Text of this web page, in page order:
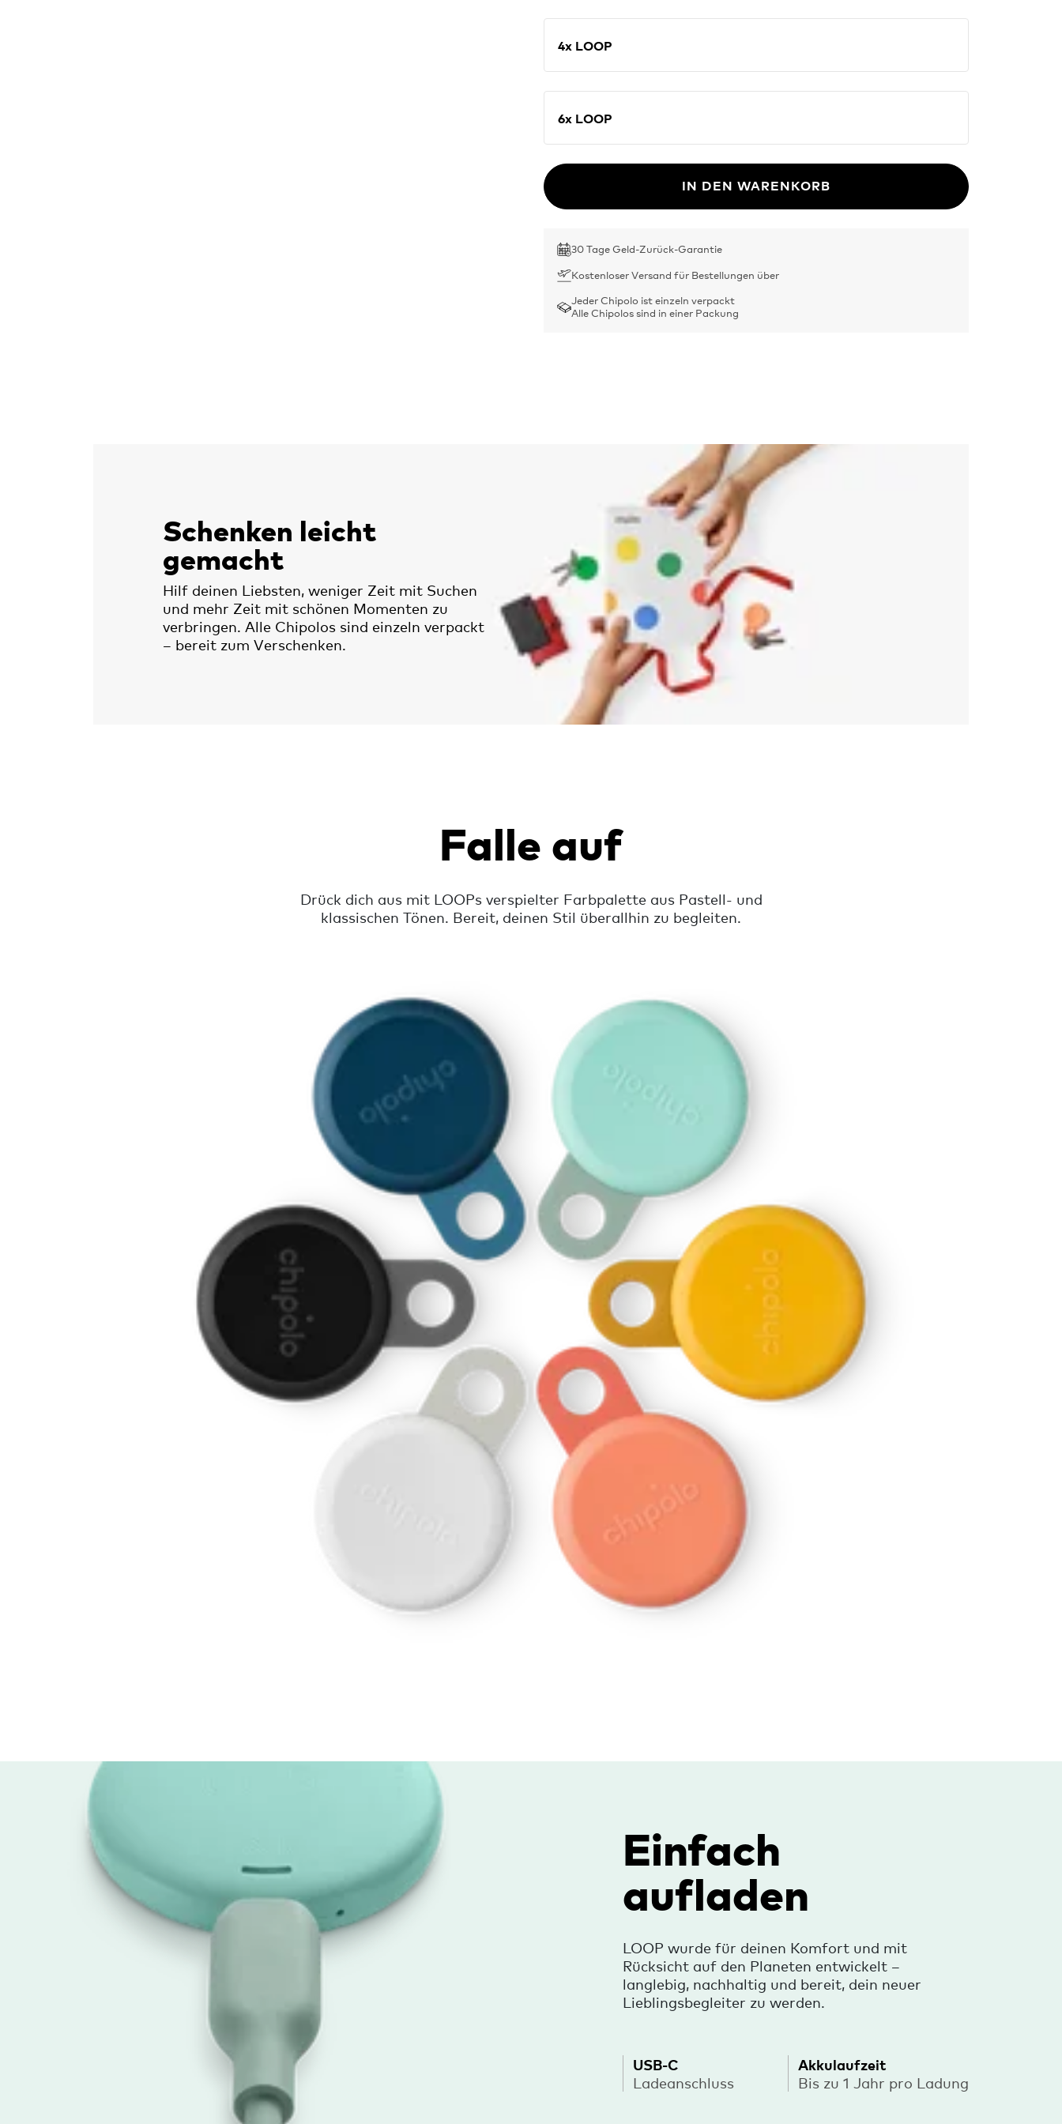
4x LOOP
6x LOOP
IN DEN WARENKORB
30 Tage Geld-Zurück-Garantie
Kostenloser Versand für Bestellungen über
Jeder Chipolo ist einzeln verpackt
Alle Chipolos sind in einer Packung
Schenken leicht
gemacht
Hilf deinen Liebsten, weniger Zeit mit Suchen
und mehr Zeit mit schönen Momenten zu
verbringen. Alle Chipolos sind einzeln verpackt
– bereit zum Verschenken.
Falle auf
Drück dich aus mit LOOPs verspielter Farbpalette aus Pastell- und
klassischen Tönen. Bereit, deinen Stil überallhin zu begleiten.
Einfach
aufladen
LOOP wurde für deinen Komfort und mit
Rücksicht auf den Planeten entwickelt –
langlebig, nachhaltig und bereit, dein neuer
Lieblingsbegleiter zu werden.
USB-C
Ladeanschluss
Akkulaufzeit
Bis zu 1 Jahr pro Ladung